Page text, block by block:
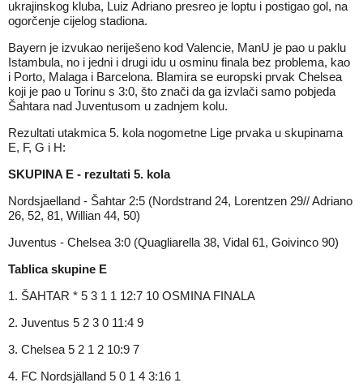
ukrajinskog kluba, Luiz Adriano presreo je loptu i postigao gol, na
ogorčenje cijelog stadiona.
Bayern je izvukao neriješeno kod Valencie, ManU je pao u paklu
Istambula, no i jedni i drugi idu u osminu finala bez problema, kao
i Porto, Malaga i Barcelona. Blamira se europski prvak Chelsea
koji je pao u Torinu s 3:0, što znači da ga izvlači samo pobjeda
Šahtara nad Juventusom u zadnjem kolu.
Rezultati utakmica 5. kola nogometne Lige prvaka u skupinama
E, F, G i H:
SKUPINA E - rezultati 5. kola
Nordsjaelland - Šahtar 2:5 (Nordstrand 24, Lorentzen 29// Adriano
26, 52, 81, Willian 44, 50)
Juventus - Chelsea 3:0 (Quagliarella 38, Vidal 61, Goivinco 90)
Tablica skupine E
1. ŠAHTAR * 5 3 1 1 12:7 10 OSMINA FINALA
2. Juventus 5 2 3 0 11:4 9
3. Chelsea 5 2 1 2 10:9 7
4. FC Nordsjälland 5 0 1 4 3:16 1